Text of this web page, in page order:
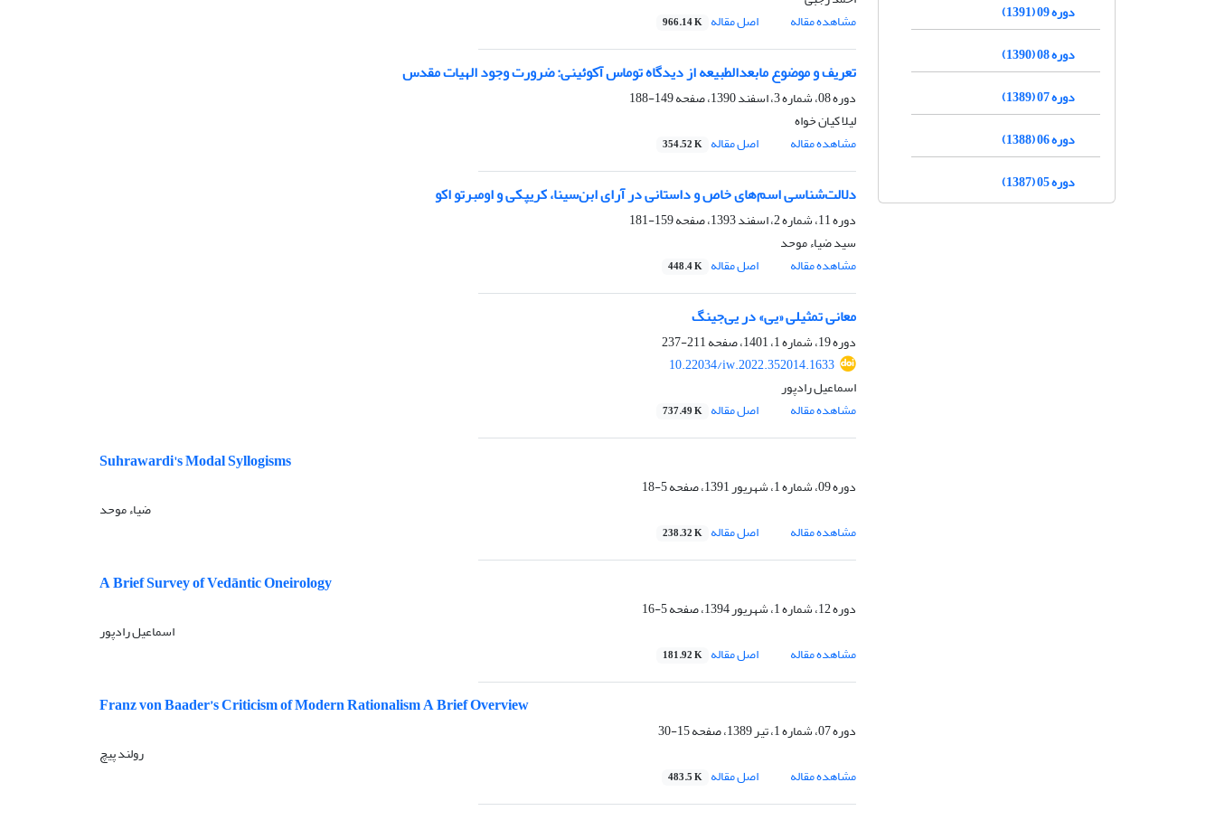
مشاهده مقاله
اصل مقاله 966.14 K
تعریف و موضوع مابعدالطبیعه از دیدگاه توماس آکوئینی: ضرورت وجود الهیات مقدس
دوره 08، شماره 3، اسفند 1390، صفحه
149-188
لیلا کیان خواه
مشاهده مقاله
اصل مقاله 354.52 K
دلالت‌شناسی اسم‌های خاص و داستانی در آرای ابن‌سینا، کریپکی و اومبرتو اکو
دوره 11، شماره 2، اسفند 1393، صفحه
159-181
سید ضیاء موحد
مشاهده مقاله
اصل مقاله 448.4 K
معانی تمثیلی «یی» در یی‌جینگ
دوره 19، شماره 1، 1401، صفحه
211-237
10.22034/iw.2022.352014.1633
اسماعیل رادپور
مشاهده مقاله
اصل مقاله 737.49 K
Suhrawardi's Modal Syllogisms
دوره 09، شماره 1، شهریور 1391، صفحه
5-18
ضیاء موحد
مشاهده مقاله
اصل مقاله 238.32 K
A Brief Survey of Vedāntic Oneirology
دوره 12، شماره 1، شهریور 1394، صفحه
5-16
اسماعیل رادپور
مشاهده مقاله
اصل مقاله 181.92 K
Franz von Baader’s Criticism of Modern Rationalism A Brief Overview
دوره 07، شماره 1، تیر 1389، صفحه
15-30
رولند پیچ
مشاهده مقاله
اصل مقاله 483.5 K
دوره 09 (1391)
دوره 08 (1390)
دوره 07 (1389)
دوره 06 (1388)
دوره 05 (1387)